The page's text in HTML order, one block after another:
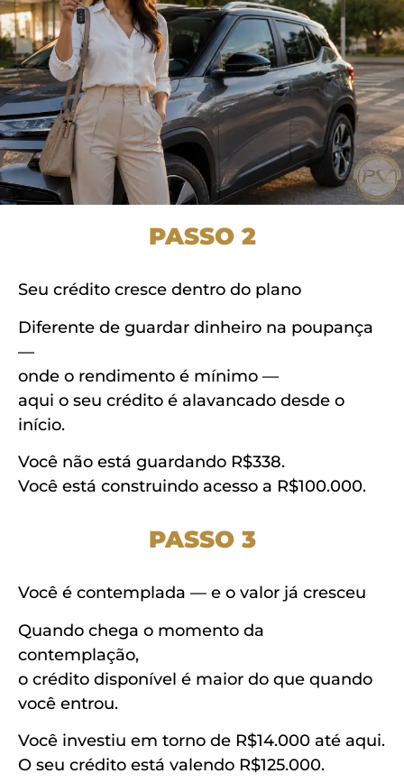
PASSO 2
Seu crédito cresce dentro do plano
Diferente de guardar dinheiro na poupança
—
onde o rendimento é mínimo —
aqui o seu crédito é alavancado desde o
início.
Você não está guardando R$338.
Você está construindo acesso a R$100.000.
PASSO 3
Você é contemplada — e o valor já cresceu
Quando chega o momento da
contemplação,
o crédito disponível é maior do que quando
você entrou.
Você investiu em torno de R$14.000 até aqui.
O seu crédito está valendo R$125.000.